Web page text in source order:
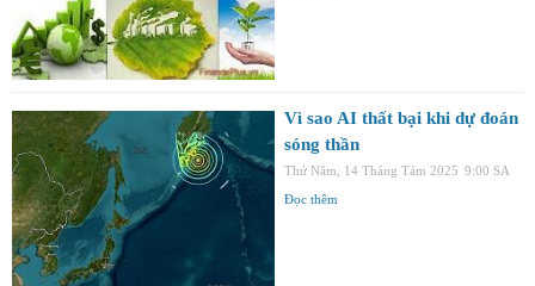
Vì sao AI thất bại khi dự đoán
sóng thần
Thứ Năm, 14 Tháng Tám 2025 9:00 SA
Đọc thêm